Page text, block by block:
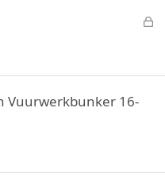
G
Vuurwerkbunker 16-